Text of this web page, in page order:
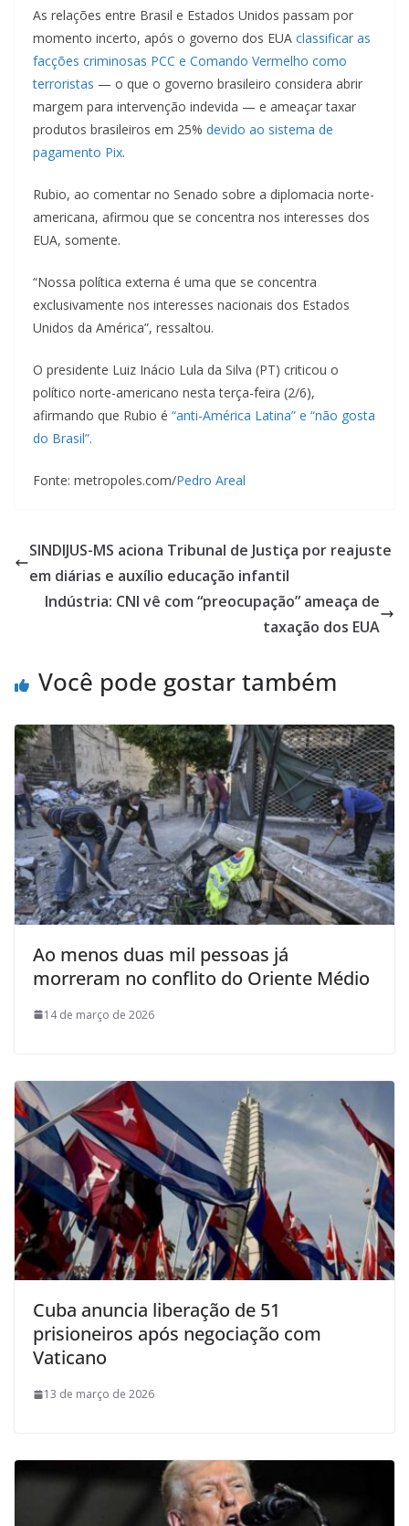
As relações entre Brasil e Estados Unidos passam por
momento incerto, após o governo dos EUA classificar as
facções criminosas PCC e Comando Vermelho como
terroristas — o que o governo brasileiro considera abrir
margem para intervenção indevida — e ameaçar taxar
produtos brasileiros em 25% devido ao sistema de
pagamento Pix.
Rubio, ao comentar no Senado sobre a diplomacia norte-
americana, afirmou que se concentra nos interesses dos
EUA, somente.
“Nossa política externa é uma que se concentra
exclusivamente nos interesses nacionais dos Estados
Unidos da América”, ressaltou.
O presidente Luiz Inácio Lula da Silva (PT) criticou o
político norte-americano nesta terça-feira (2/6),
afirmando que Rubio é “anti-América Latina” e “não gosta
do Brasil”.
Fonte: metropoles.com/Pedro Areal
SINDIJUS-MS aciona Tribunal de Justiça por reajuste
em diárias e auxílio educação infantil
Indústria: CNI vê com “preocupação” ameaça de
taxação dos EUA
Você pode gostar também
Ao menos duas mil pessoas já
morreram no conflito do Oriente Médio
14 de março de 2026
Cuba anuncia liberação de 51
prisioneiros após negociação com
Vaticano
13 de março de 2026